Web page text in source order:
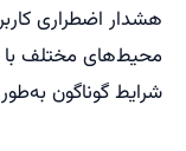
هشدار اضطراری
محیط‌های مختلف
شرایط گوناگون